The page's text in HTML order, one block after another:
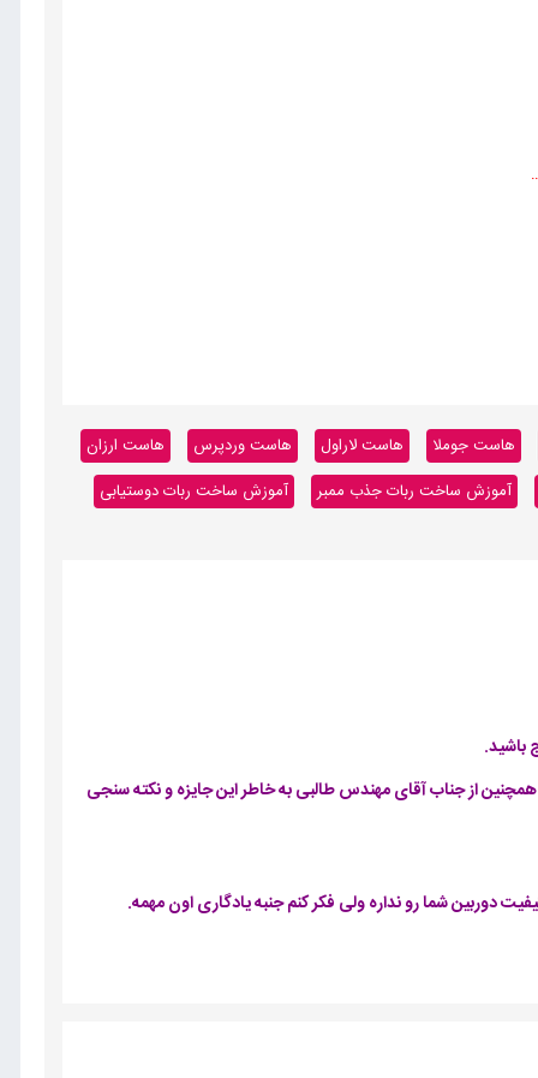
هاست جوملا هاست لاراول هاست وردپرس
هاست ارزان
آموزش ساخت ربات جذب ممبر
آموزش ساخت ربات دوستیابی
باشید.
همچنین از جناب آقای مهندس طالبی به خاطر این جایزه و نکته سنجی
دوربین شما رو نداره ولی فکر کنم جنبه یادگاری اون مهمه.